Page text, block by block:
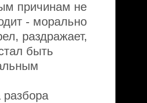
причинам не
- морально
раздражает,
быть